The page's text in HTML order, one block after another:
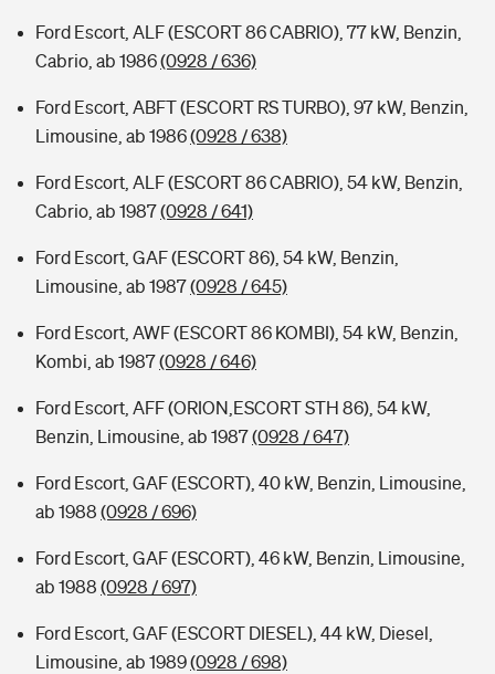
Ford Escort, ALF (ESCORT 86 CABRIO), 77 kW, Benzin,
Cabrio, ab 1986(0928 / 636)
Ford Escort, ABFT (ESCORT RS TURBO), 97 kW, Benzin,
Limousine, ab 1986(0928 / 638)
Ford Escort, ALF (ESCORT 86 CABRIO), 54 kW, Benzin,
Cabrio, ab 1987(0928 / 641)
Ford Escort, GAF (ESCORT 86), 54 kW, Benzin,
Limousine, ab 1987(0928 / 645)
Ford Escort, AWF (ESCORT 86 KOMBI), 54 kW, Benzin,
Kombi, ab 1987(0928 / 646)
Ford Escort, AFF (ORION,ESCORT STH 86), 54 kW,
Benzin, Limousine, ab 1987(0928 / 647)
Ford Escort, GAF (ESCORT), 40 kW, Benzin, Limousine,
ab 1988 (0928 / 696)
Ford Escort, GAF (ESCORT), 46 kW, Benzin, Limousine,
ab 1988 (0928 / 697)
Ford Escort, GAF (ESCORT DIESEL), 44 kW, Diesel,
Limousine, ab 1989(0928 / 698)